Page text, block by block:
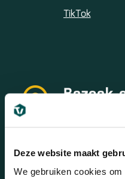
Deze website maakt
We gebruiken cookies
TikTok
Bezoek
Bezoek
Betuwehaven
3433 PV